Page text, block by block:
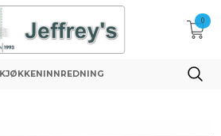
0
KJØKKENINNREDNING